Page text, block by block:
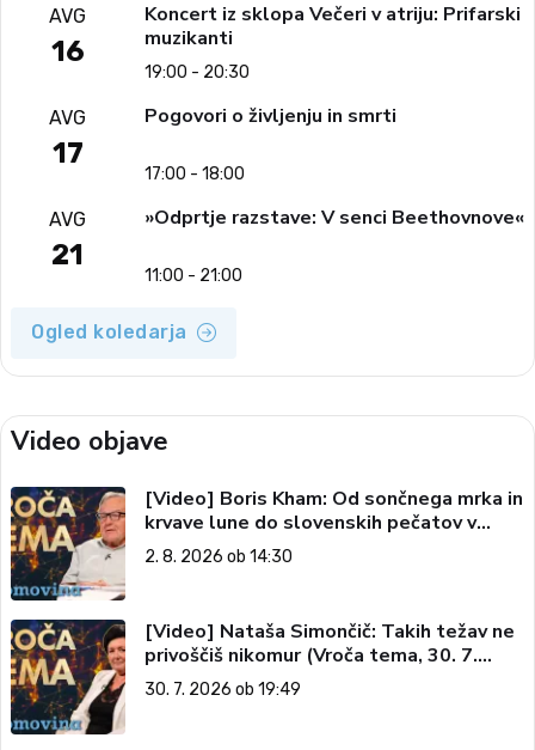
AVG
16
Koncert iz sklopa Večeri v atriju: Prifarski
muzikanti
19:00 - 20:30
AVG
17
Pogovori o življenju in smrti
17:00 - 18:00
AVG
21
»Odprtje razstave: V senci Beethovnove«
11:00 - 21:00
Ogled koledarja
Video objave
[Video] Boris Kham: Od sončnega mrka in
krvave lune do slovenskih pečatov v
vesolju (Vroča tema, 2. 8. 2026)
2. 8. 2026 ob 14:30
[Video] Nataša Simončič: Takih težav ne
privoščiš nikomur (Vroča tema, 30. 7.
2026)
30. 7. 2026 ob 19:49